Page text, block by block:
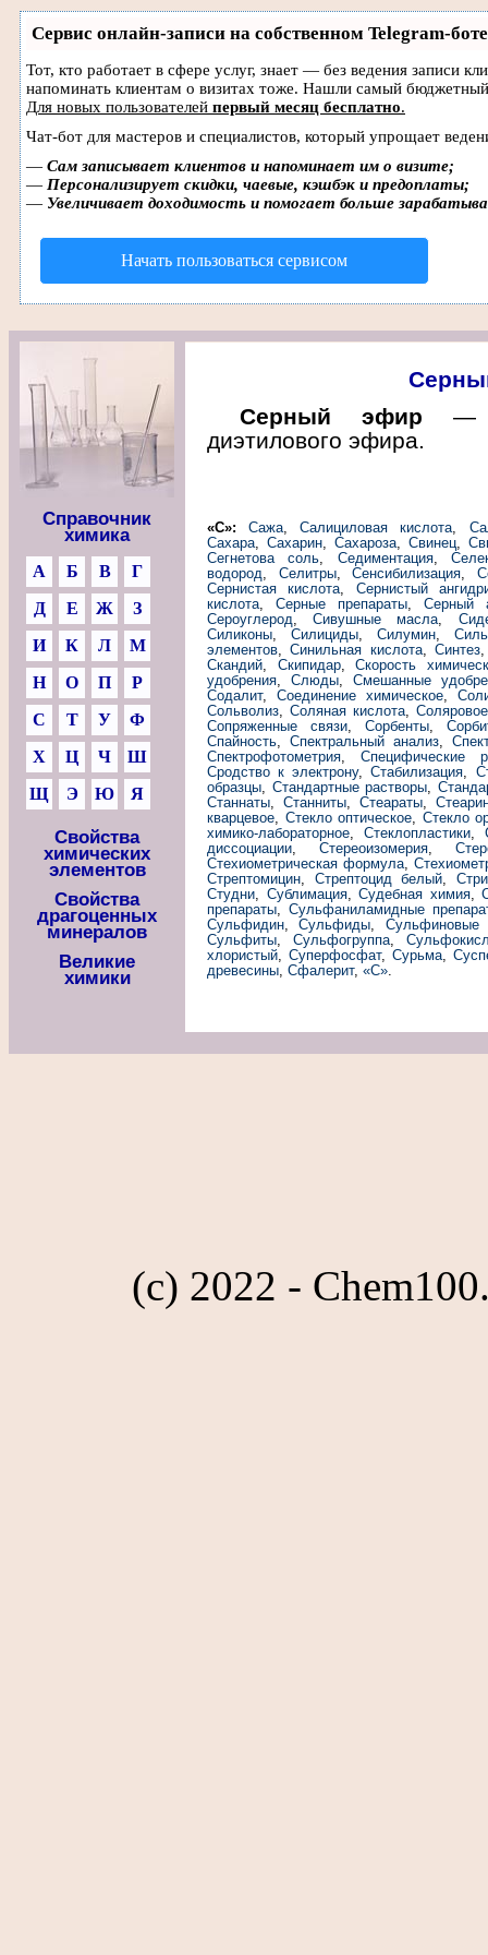
Сервис онлайн-записи на собственном Telegram-боте
Тот, кто работает в сфере услуг, знает — без ведения записи
напоминать клиентам о визитах тоже. Нашли самый
Для новых пользователей первый месяц бесплатно.
Чат-бот для мастеров и специалистов, который упрощает
— Сам записывает клиентов и напоминает им о визите;
— Персонализирует скидки, чаевые, кэшбэк и предоплаты;
— Увеличивает доходимость и помогает больше
Начать пользоваться сервисом
Справочник
химика
А Б В
Г
Д
Е Ж
З
И
К Л
М
Н
О П
Р
С
Т У
Ф
Х
Ц Ч
Ш
Щ
Э Ю Я
Свойства
химических
элементов
Свойства
драгоценных
минералов
Великие
химики
Серный эфир —
диэтилового эфира.
«С»: Сажа,Салициловая кислота,
Сахара, Сахарин, Сахароза, Свинец,
Сегнетова соль, Седиментация,
водород, Селитры,Сенсибилизация,
Сернистая кислота, Сернистый
кислота, Серные препараты, Серный
Сероуглерод,Сивушные масла,
Силиконы, Силициды, Силумин,
элементов,Синильная кислота,Синтез
Скандий, Скипидар,Скорость
удобрения, Слюды, Смешанные
Содалит,Соединение химическое,
Сольволиз, Соляная кислота,
Сопряженные связи, Сорбенты,
Спайность, Спектральный анализ,
Спектрофотометрия, Специфические
Сродство к электрону,Стабилизация,
образцы, Стандартные растворы,
Станнаты, Станниты, Стеараты,
кварцевое, Стекло оптическое, Стекло
химико-лабораторное, Стеклопластики,
диссоциации, Стереоизомерия,
Стехиометрическая формула,
Стрептомицин, Стрептоцид белый,
Студни, Сублимация, Судебная химия,
препараты,Сульфаниламидные
Сульфидин,Сульфиды, Сульфиновые
Сульфиты, Сульфогруппа,
хлористый, Суперфосфат, Сурьма,
древесины, Сфалерит, «С».
(c) 2022 -